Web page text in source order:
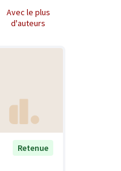
Avec le plus
d'auteurs
Retenue